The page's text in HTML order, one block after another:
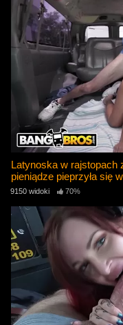
Latynoska w rajstopach
pieniądze pieprzyła się
9150 widoki 70%